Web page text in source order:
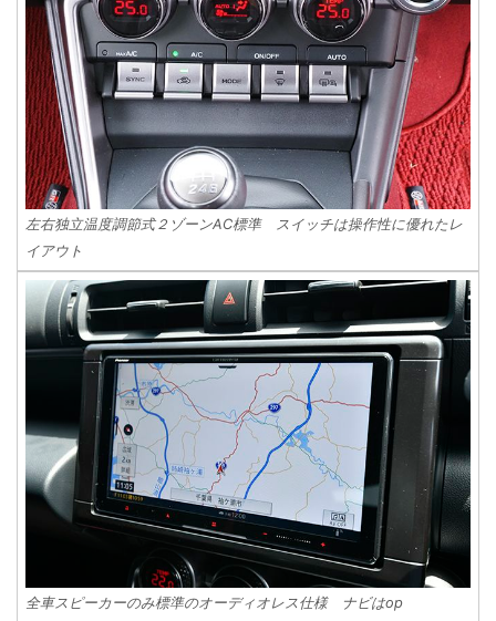
左右独立温度調節式２ゾーンAC標準 スイッチは操作性に優れたレ
イアウト
全車スピーカーのみ標準のオーディオレス仕様 ナビはop